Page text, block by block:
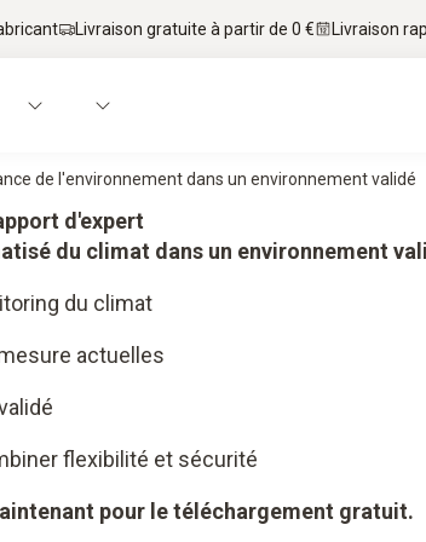
Livraison gratuite à partir de 0 € Livraison
de l'environnement dans un environnement validé
d'expert
du climat dans un environnement
du climat
actuelles
flexibilité et sécurité
pour le téléchargement gratuit.